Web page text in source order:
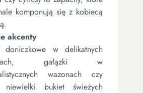
komponują się z kobiecą
akcenty
doniczkowe w delikatnych
gałązki w
wazonach czy
niewielki bukiet świeżych